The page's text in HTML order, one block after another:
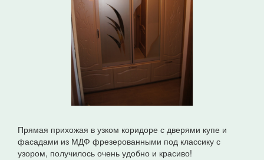
Прямая прихожая в узком коридоре с дверями купе и
фасадами из МДФ фрезерованными под классику с
узором, получилось очень удобно и красиво!